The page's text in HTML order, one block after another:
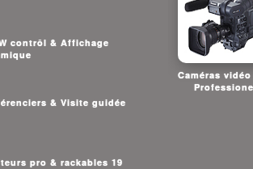
contrôl & Affichage
& Visite guidée
pro & rackables 19
Caméras vidéo